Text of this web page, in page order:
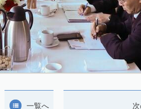
一覧へ